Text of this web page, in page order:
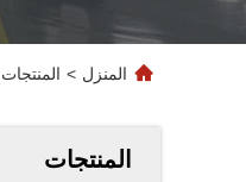
المنزل > المنتجات
المنتجات